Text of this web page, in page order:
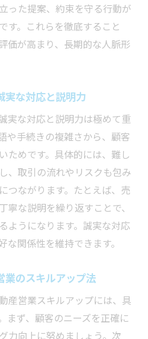
った提案、約束を守る行動が
す。これらを徹底すること
価が高まり、長期的な人脈形
実な対応と説明力
実な対応と説明力は極めて重
や手続きの複雑さから、顧客
ためです。具体的には、難し
、取引の流れやリスクも包み
つながります。たとえば、売
寧な説明を繰り返すことで、
ようになります。誠実な対応
な関係性を維持できます。
業のスキルアップ法
産営業スキルアップには、具
まず、顧客のニーズを正確に
力向上に努めましょう。次